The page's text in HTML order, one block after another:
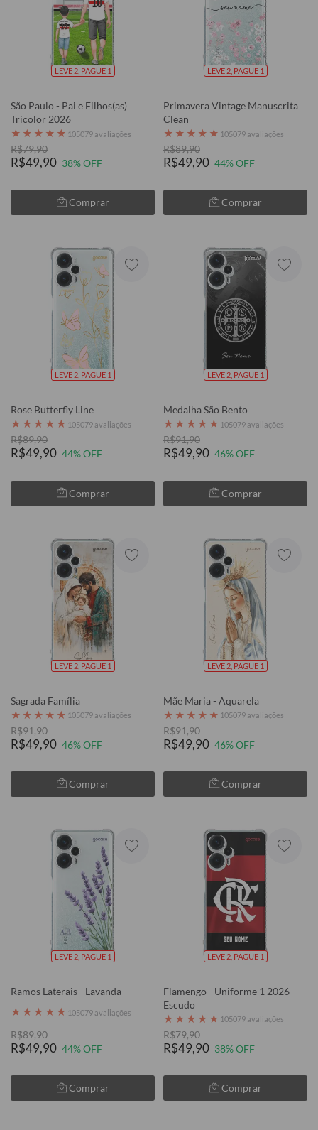
LEVE 2, PAGUE 1
São Paulo - Pai e Filhos(as)
Tricolor 2026
★ ★ ★ ★ ★ 105079 avaliações
R$79,90
R$49,90 38% OFF
Comprar
LEVE 2, PAGUE 1
Primavera Vintage Manuscrita
Clean
★ ★ ★ ★ ★ 105079 avaliações
R$89,90
R$49,90 44% OFF
Comprar
LEVE 2, PAGUE 1
Rose Butterfly Line
★ ★ ★ ★ ★ 105079 avaliações
R$89,90
R$49,90 44% OFF
Comprar
LEVE 2, PAGUE 1
Medalha São Bento
★ ★ ★ ★ ★ 105079 avaliações
R$91,90
R$49,90 46% OFF
Comprar
LEVE 2, PAGUE 1
Sagrada Família
★ ★ ★ ★ ★ 105079 avaliações
R$91,90
R$49,90 46% OFF
Comprar
LEVE 2, PAGUE 1
Mãe Maria - Aquarela
★ ★ ★ ★ ★ 105079 avaliações
R$91,90
R$49,90 46% OFF
Comprar
LEVE 2, PAGUE 1
Ramos Laterais - Lavanda
★ ★ ★ ★ ★ 105079 avaliações
R$89,90
R$49,90 44% OFF
Comprar
LEVE 2, PAGUE 1
Flamengo - Uniforme 1 2026
Escudo
★ ★ ★ ★ ★ 105079 avaliações
R$79,90
R$49,90 38% OFF
Comprar